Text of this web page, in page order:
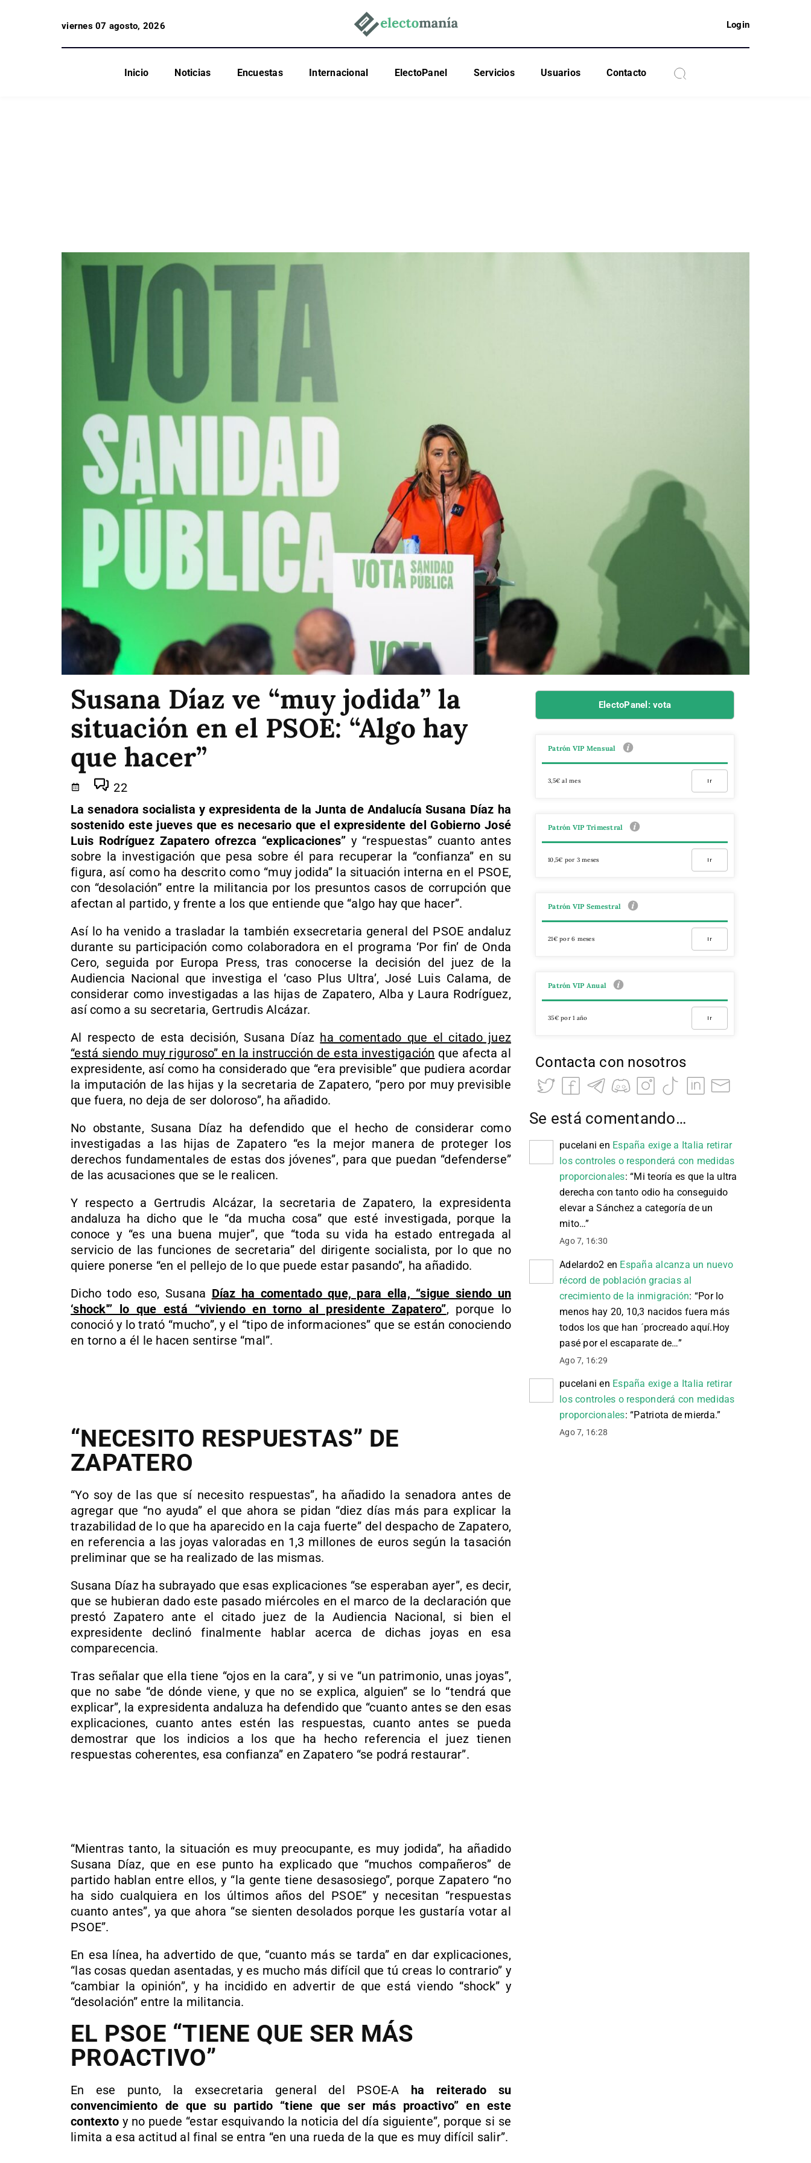
viernes 07 agosto, 2026 Login
Inicio Noticias Encuestas Internacional ElectoPanel Servicios Usuarios Contacto
Susana Díaz ve “muy jodida” la
situación en el PSOE: “Algo hay
que hacer”
22
La senadora socialista y expresidenta de la Junta de Andalucía Susana Díaz ha
sostenido este jueves que es necesario que el expresidente del Gobierno José
Luis Rodríguez Zapatero ofrezca “explicaciones” y “respuestas” cuanto antes
sobre la investigación que pesa sobre él para recuperar la “confianza” en su
figura, así como ha descrito como “muy jodida” la situación interna en el PSOE,
con “desolación” entre la militancia por los presuntos casos de corrupción que
afectan al partido, y frente a los que entiende que “algo hay que hacer”.
Así lo ha venido a trasladar la también exsecretaria general del PSOE andaluz
durante su participación como colaboradora en el programa ‘Por fin’ de Onda
Cero, seguida por Europa Press, tras conocerse la decisión del juez de la
Audiencia Nacional que investiga el ‘caso Plus Ultra’, José Luis Calama, de
considerar como investigadas a las hijas de Zapatero, Alba y Laura Rodríguez,
así como a su secretaria, Gertrudis Alcázar.
Al respecto de esta decisión, Susana Díaz ha comentado que el citado juez
“está siendo muy riguroso” en la instrucción de esta investigación que afecta al
expresidente, así como ha considerado que “era previsible” que pudiera acordar
la imputación de las hijas y la secretaria de Zapatero, “pero por muy previsible
que fuera, no deja de ser doloroso”, ha añadido.
No obstante, Susana Díaz ha defendido que el hecho de considerar como
investigadas a las hijas de Zapatero “es la mejor manera de proteger los
derechos fundamentales de estas dos jóvenes”, para que puedan “defenderse”
de las acusaciones que se le realicen.
Y respecto a Gertrudis Alcázar, la secretaria de Zapatero, la expresidenta
andaluza ha dicho que le “da mucha cosa” que esté investigada, porque la
conoce y “es una buena mujer”, que “toda su vida ha estado entregada al
servicio de las funciones de secretaria” del dirigente socialista, por lo que no
quiere ponerse “en el pellejo de lo que puede estar pasando”, ha añadido.
Dicho todo eso, Susana Díaz ha comentado que, para ella, “sigue siendo un
‘shock'” lo que está “viviendo en torno al presidente Zapatero”, porque lo
conoció y lo trató “mucho”, y el “tipo de informaciones” que se están conociendo
en torno a él le hacen sentirse “mal”.
“NECESITO RESPUESTAS” DE
ZAPATERO
“Yo soy de las que sí necesito respuestas”, ha añadido la senadora antes de
agregar que “no ayuda” el que ahora se pidan “diez días más para explicar la
trazabilidad de lo que ha aparecido en la caja fuerte” del despacho de Zapatero,
en referencia a las joyas valoradas en 1,3 millones de euros según la tasación
preliminar que se ha realizado de las mismas.
Susana Díaz ha subrayado que esas explicaciones “se esperaban ayer”, es decir,
que se hubieran dado este pasado miércoles en el marco de la declaración que
prestó Zapatero ante el citado juez de la Audiencia Nacional, si bien el
expresidente declinó finalmente hablar acerca de dichas joyas en esa
comparecencia.
Tras señalar que ella tiene “ojos en la cara”, y si ve “un patrimonio, unas joyas”,
que no sabe “de dónde viene, y que no se explica, alguien” se lo “tendrá que
explicar”, la expresidenta andaluza ha defendido que “cuanto antes se den esas
explicaciones, cuanto antes estén las respuestas, cuanto antes se pueda
demostrar que los indicios a los que ha hecho referencia el juez tienen
respuestas coherentes, esa confianza” en Zapatero “se podrá restaurar”.
“Mientras tanto, la situación es muy preocupante, es muy jodida”, ha añadido
Susana Díaz, que en ese punto ha explicado que “muchos compañeros” de
partido hablan entre ellos, y “la gente tiene desasosiego”, porque Zapatero “no
ha sido cualquiera en los últimos años del PSOE” y necesitan “respuestas
cuanto antes”, ya que ahora “se sienten desolados porque les gustaría votar al
PSOE”.
En esa línea, ha advertido de que, “cuanto más se tarda” en dar explicaciones,
“las cosas quedan asentadas, y es mucho más difícil que tú creas lo contrario” y
“cambiar la opinión”, y ha incidido en advertir de que está viendo “shock” y
“desolación” entre la militancia.
EL PSOE “TIENE QUE SER MÁS
PROACTIVO”
En ese punto, la exsecretaria general del PSOE-A ha reiterado su
convencimiento de que su partido “tiene que ser más proactivo” en este
contexto y no puede “estar esquivando la noticia del día siguiente”, porque si se
limita a esa actitud al final se entra “en una rueda de la que es muy difícil salir”.
ElectoPanel: vota
Patrón VIP Mensual
3,5€ al mes Ir
Patrón VIP Trimestral
10,5€ por 3 meses Ir
Patrón VIP Semestral
21€ por 6 meses Ir
Patrón VIP Anual
35€ por 1 año Ir
Contacta con nosotros
Se está comentando…
pucelani en España exige a Italia retirar
los controles o responderá con medidas
proporcionales: “Mi teoría es que la ultra
derecha con tanto odio ha conseguido
elevar a Sánchez a categoría de un
mito…”
Ago 7, 16:30
Adelardo2 en España alcanza un nuevo
récord de población gracias al
crecimiento de la inmigración: “Por lo
menos hay 20, 10,3 nacidos fuera más
todos los que han ´procreado aquí.Hoy
pasé por el escaparate de…”
Ago 7, 16:29
pucelani en España exige a Italia retirar
los controles o responderá con medidas
proporcionales: “Patriota de mierda.”
Ago 7, 16:28